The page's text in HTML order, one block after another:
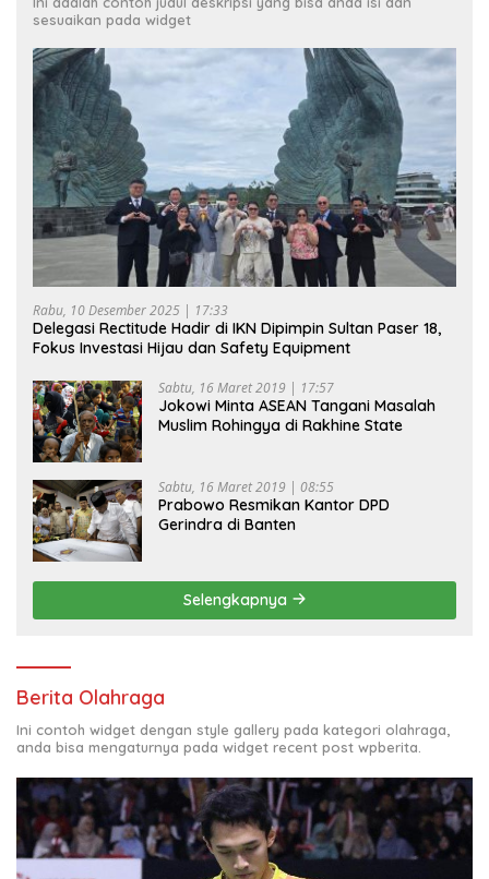
sesuaikan pada widget
Rabu, 10 Desember 2025 | 17:33
Delegasi Rectitude Hadir di IKN Dipimpin Sultan Paser 18,
Fokus Investasi Hijau dan Safety Equipment
Sabtu, 16 Maret 2019 | 17:57
Jokowi Minta ASEAN Tangani Masalah
Muslim Rohingya di Rakhine State
Sabtu, 16 Maret 2019 | 08:55
Prabowo Resmikan Kantor DPD
Gerindra di Banten
Selengkapnya
Berita Olahraga
Ini contoh widget dengan style gallery pada kategori olahraga,
anda bisa mengaturnya pada widget recent post wpberita.